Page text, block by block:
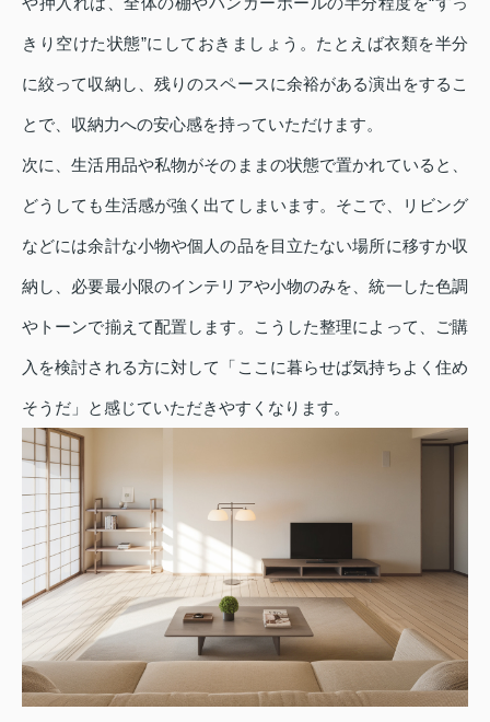
きり空けた状態”にしておきましょう。たとえば衣類を半分
に絞って収納し、残りのスペースに余裕がある演出をするこ
とで、収納力への安心感を持っていただけます。
次に、生活用品や私物がそのままの状態で置かれていると、
どうしても生活感が強く出てしまいます。そこで、リビング
などには余計な小物や個人の品を目立たない場所に移すか収
納し、必要最小限のインテリアや小物のみを、統一した色調
やトーンで揃えて配置します。こうした整理によって、ご購
入を検討される方に対して「ここに暮らせば気持ちよく住め
そうだ」と感じていただきやすくなります。